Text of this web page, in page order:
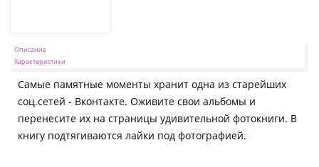
Описание
Характеристики
Самые памятные моменты хранит одна из старейших
соц.сетей - Вконтакте. Оживите свои альбомы и
перенесите их на страницы удивительной фотокниги. В
книгу подтягиваются лайки под фотографией.